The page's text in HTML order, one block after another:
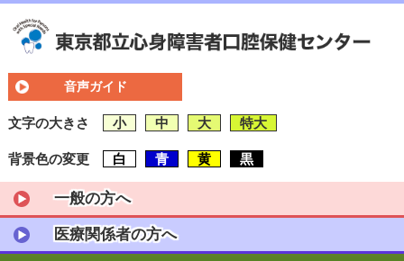
音声ガイド
文字の大きさ 小 中 大 特大
背景色の変更 白 青 黄 黒
一般の方へ
医療関係者の方へ